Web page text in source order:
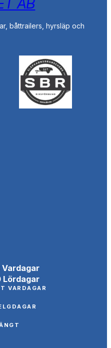
båttrailers, hyrsläp och
Lördagar
VARDAGAR